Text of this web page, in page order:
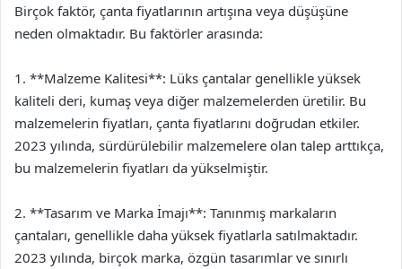
Birçok faktör, çanta fiyatlarının artışına veya düşüşüne
neden olmaktadır. Bu faktörler arasında:
1. **Malzeme Kalitesi**: Lüks çantalar genellikle yüksek
kaliteli deri, kumaş veya diğer malzemelerden üretilir. Bu
malzemelerin fiyatları, çanta fiyatlarını doğrudan etkiler.
2023 yılında, sürdürülebilir malzemelere olan talep arttıkça,
bu malzemelerin fiyatları da yükselmiştir.
2. **Tasarım ve Marka İmajı**: Tanınmış markaların
çantaları, genellikle daha yüksek fiyatlarla satılmaktadır.
2023 yılında, birçok marka, özgün tasarımlar ve sınırlı